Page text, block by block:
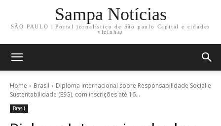
Sampa Notícias
SÃO PAULO | Portal jornalístico de São paulo Capital e cidades
vizinhas
Home Brasil
Diploma Internacional sobre Responsabilidade Social e
Sustentabilidade (ESG), com inscrições até 16...
Brasil